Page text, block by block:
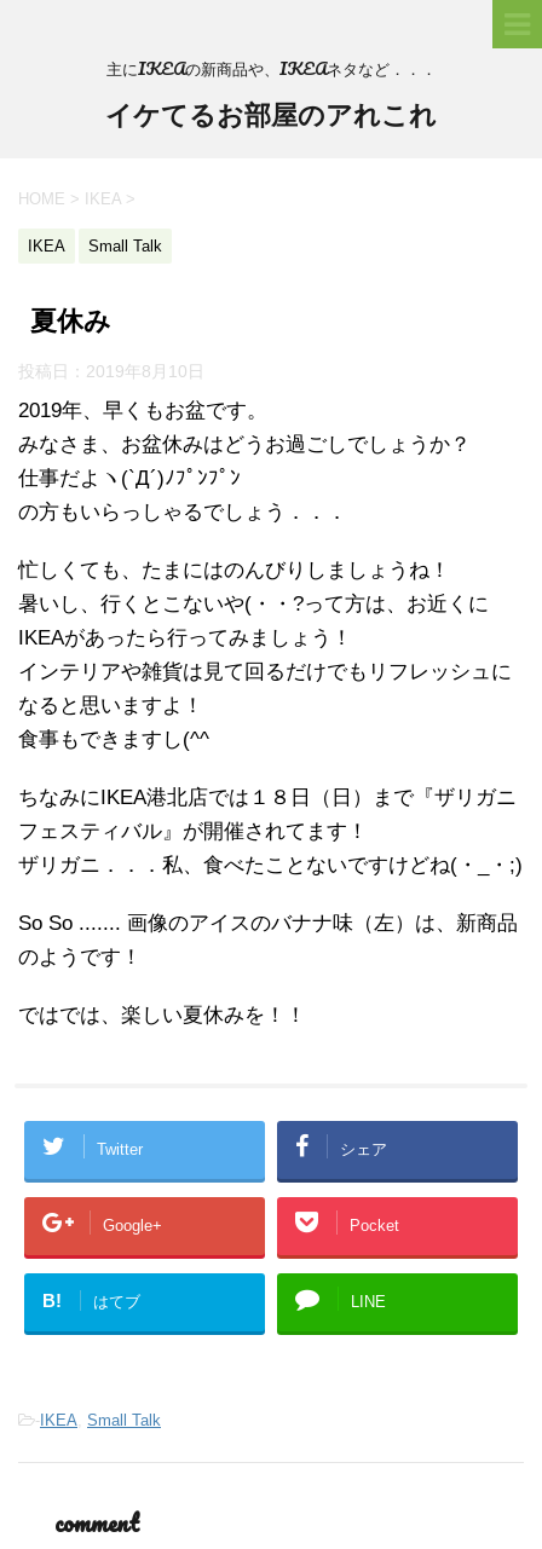
主にIKEAの新商品や、IKEAネタなど．．．
イケてるお部屋のアれこれ
HOME > IKEA >
IKEA Small Talk
夏休み
投稿日： 2019年8月10日
2019年、早くもお盆です。
みなさま、お盆休みはどうお過ごしでしょうか？
仕事だよヽ(`Д´)ﾉﾌﾟﾝﾌﾟﾝ
の方もいらっしゃるでしょう．．．
忙しくても、たまにはのんびりしましょうね！
暑いし、行くとこないや(・・?って方は、お近くに
IKEAがあったら行ってみましょう！
インテリアや雑貨は見て回るだけでもリフレッシュに
なると思いますよ！
食事もできますし(^^ゞ
ちなみにIKEA港北店では１８日（日）まで『ザリガニ
フェスティバル』が開催されてます！
ザリガニ．．．私、食べたことないですけどね(・_・;)
So So ....... 画像のアイスのバナナ味（左）は、新商品
のようです！
ではでは、楽しい夏休みを！！
Twitter シェア
Google+ Pocket
B! はてブ LINE
-IKEA Small Talk
comment